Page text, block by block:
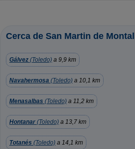
Cerca de San Martin de
Gálvez (Toledo) a 9,9 km
Navahermosa (Toledo) a 10,1 km
Menasalbas (Toledo) a 11,2 km
Hontanar (Toledo) a 13,7 km
Totanés (Toledo) a 14,1 km